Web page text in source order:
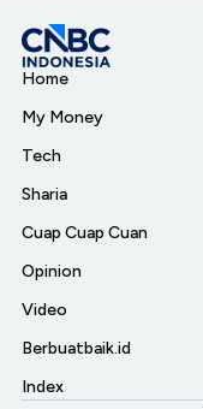
Home
My Money
Tech
Sharia
Cuap Cuap Cuan
Opinion
Video
Berbuatbaik.id
Index